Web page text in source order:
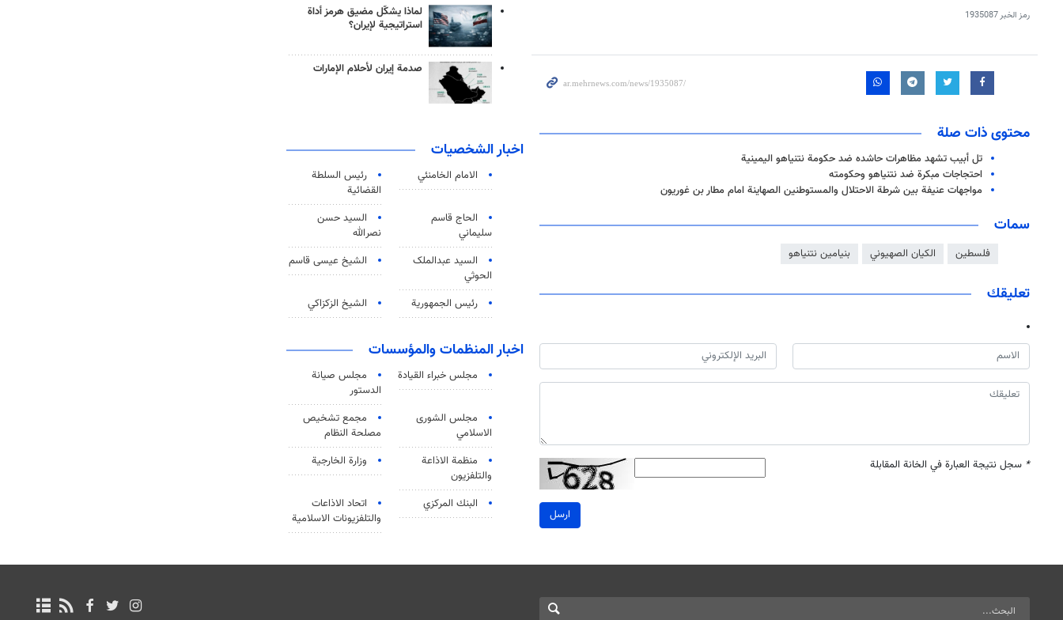
رمز الخبر1935087
محتوى ذات صلة
تل أبيب تشهد مظاهرات حاشده ضد حكومة نتنياهو اليمينية
احتجاجات مبكرة ضد نتنياهو وحكومته
مواجهات عنيفة بين شرطة الاحتلال والمستوطنين الصهاينة امام مطار بن غوريون
سمات
فلسطين الكيان الصهيوني بنيامين نتنياهو
تعليقك
* سجل نتيجة العبارة في الخانة المقابلة
ارسل
لماذا يشكّل مضيق هرمز أداة
استراتيجية لإيران؟
صدمة إيران لأحلام الإمارات
اخبار الشخصيات
الامام الخامنئي
رئیس السلطة
القضائیة
الحاج قاسم
سليماني
السيد حسن
نصرالله
السید عبدالملک
الحوثي
الشيخ عيسى قاسم
رئيس الجمهورية الشيخ الزكزاكي
اخبار المنظمات والمؤسسات
مجلس خبراء القيادة
مجلس صيانة
الدستور
مجلس الشورى
الاسلامي
مجمع تشخيص
مصلحة النظام
منظمة الاذاعة
والتلفزیون
وزارة الخارجية
البنك المركزي
اتحاد الاذاعات
والتلفزيونات الاسلامية